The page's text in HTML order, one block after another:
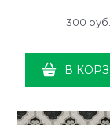
300 руб.
В